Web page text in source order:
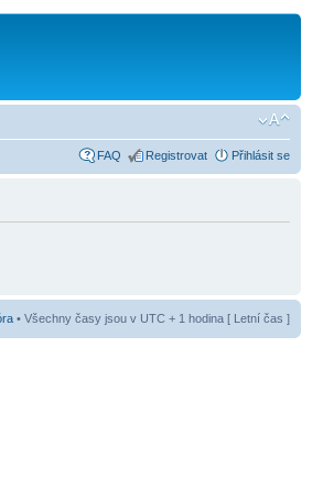
FAQ Registrovat Přihlásit se
• Všechny časy jsou v UTC + 1 hodina [ Letní čas ]